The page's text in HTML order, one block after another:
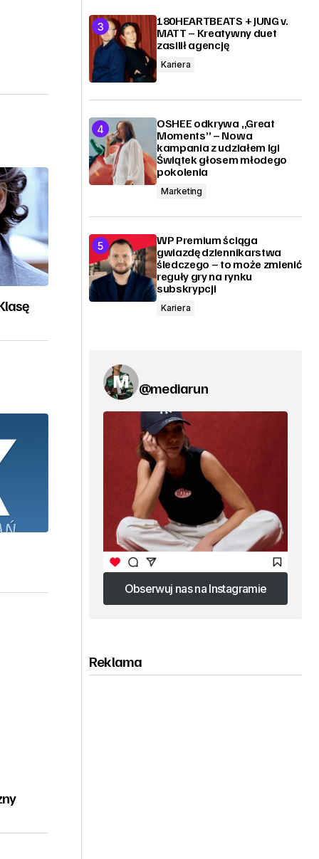
180HEARTBEATS + JUNG v.
MATT – Kreatywny duet
zasilił agencję
Kariera
OSHEE odkrywa „Great
Moments” – Nowa
kampania z udziałem Igi
Świątek głosem młodego
pokolenia
Marketing
WP Premium ściąga
gwiazdę dziennikarstwa
śledczego – to może zmienić
reguły gry na rynku
subskrypcji
Kariera
@mediarun
Obserwuj nas na Instagramie
Obserwuj nas na Instagramie
Reklama